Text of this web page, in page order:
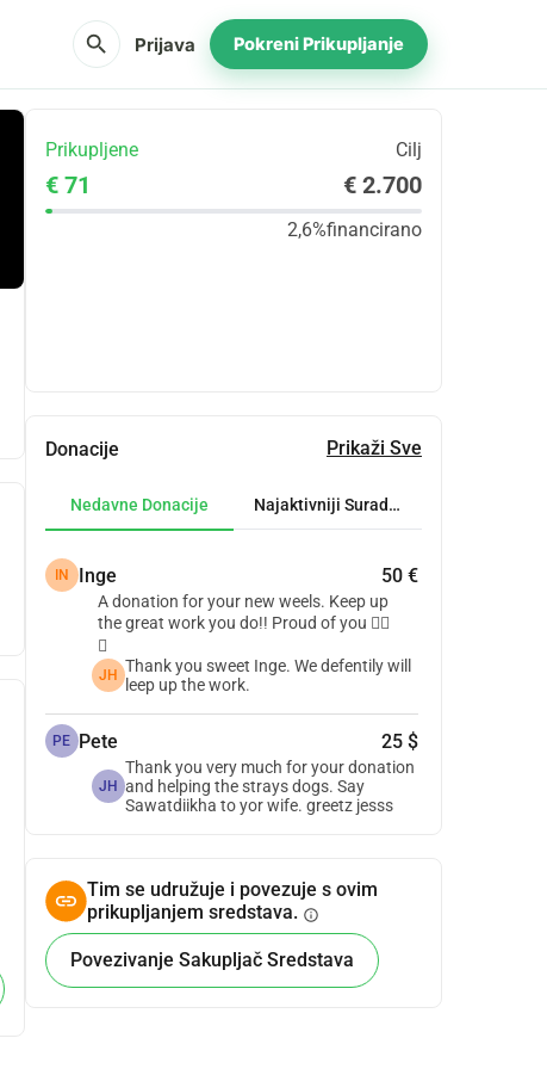
search Prijava Pokreni Prikupljanje
Prikupljene Cilj
€ 71 € 2.700
2,6%financirano
Donacije Prikaži Sve
Nedavne Donacije Najaktivniji Suradnici
IN Inge 50 €
A donation for your new weels. Keep up
the great work you do!! Proud of you 👌🏼
😍
JH Thank you sweet Inge. We defentily will
leep up the work.
PE Pete 25 $
JH
Thank you very much for your donation
and helping the strays dogs. Say
Sawatdiikha to yor wife. greetz jesss
Tim se udružuje i povezuje s ovim
prikupljanjem sredstava. info
Povezivanje Sakupljač Sredstava